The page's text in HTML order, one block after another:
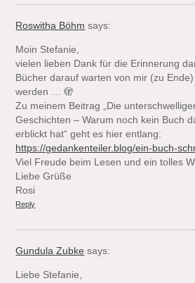
Roswitha Böhm says:
Moin Stefanie,
vielen lieben Dank für die Erinnerung
Bücher darauf warten von mir (zu
werden … 🫣
Zu meinem Beitrag „Die
Geschichten – Warum noch kein Buch
erblickt hat“ geht es hier entlang:
https://gedankenteiler.blog/ein-buch-
Viel Freude beim Lesen und ein tolles
Liebe Grüße
Rosi
Reply
Gundula Zubke says:
Liebe Stefanie,